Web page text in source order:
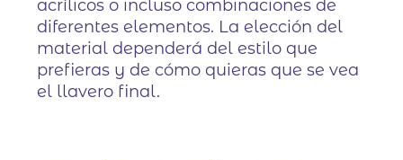
acrílicos o incluso combinaciones de
diferentes elementos. La elección del
material dependerá del estilo que
prefieras y de cómo quieras que se vea
el llavero final.